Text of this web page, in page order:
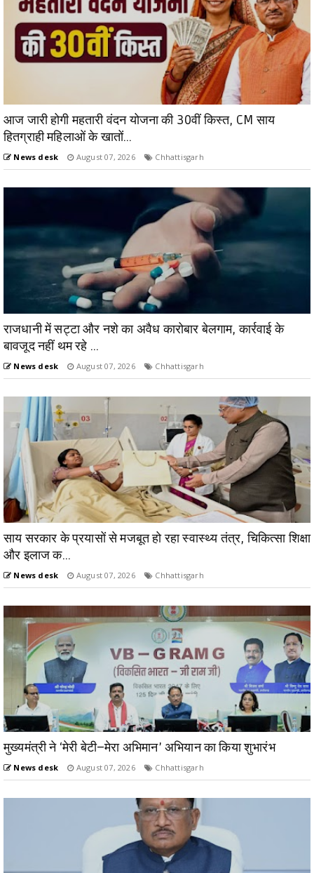
आज जारी होगी महतारी वंदन योजना की 30वीं किस्त, CM साय
हितग्राही महिलाओं के खातों...
News desk August 07, 2026 Chhattisgarh
राजधानी में सट्टा और नशे का अवैध कारोबार बेलगाम, कार्रवाई के
बावजूद नहीं थम रहे ...
News desk August 07, 2026 Chhattisgarh
साय सरकार के प्रयासों से मजबूत हो रहा स्वास्थ्य तंत्र, चिकित्सा शिक्षा
और इलाज क...
News desk August 07, 2026 Chhattisgarh
मुख्यमंत्री ने ‘मेरी बेटी–मेरा अभिमान’ अभियान का किया शुभारंभ
News desk August 07, 2026 Chhattisgarh